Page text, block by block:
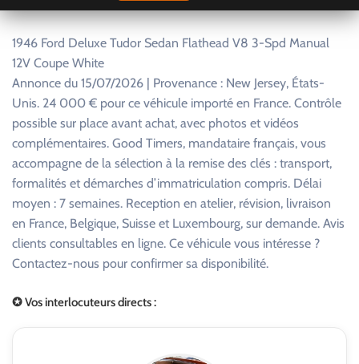
1946 Ford Deluxe Tudor Sedan Flathead V8 3-Spd Manual
12V Coupe White
Annonce du 15/07/2026 | Provenance : New Jersey, États-
Unis. 24 000 € pour ce véhicule importé en France. Contrôle
possible sur place avant achat, avec photos et vidéos
complémentaires. Good Timers, mandataire français, vous
accompagne de la sélection à la remise des clés : transport,
formalités et démarches d’immatriculation compris. Délai
moyen : 7 semaines. Reception en atelier, révision, livraison
en France, Belgique, Suisse et Luxembourg, sur demande. Avis
clients consultables en ligne. Ce véhicule vous intéresse ?
Contactez-nous pour confirmer sa disponibilité.
✪ Vos interlocuteurs directs :